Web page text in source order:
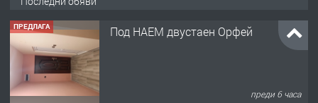
ПРЕДЛАГА Под НАЕМ двустаен Орфей
преди 6 часа